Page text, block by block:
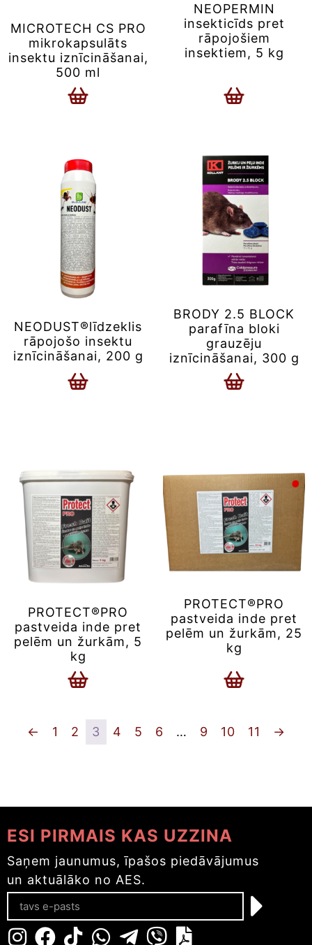
MICROTECH CS PRO
mikrokapsulāts
insektu iznīcināšanai,
500 ml
NEOPERMIN
insekticīds pret
rāpojošiem
insektiem, 5 kg
NEODUST®līdzeklis
rāpojošo insektu
iznīcināšanai, 200 g
BRODY 2.5 BLOCK
parafīna bloki
grauzēju
iznīcināšanai, 300 g
PROTECT®PRO
pastveida inde pret
pelēm un žurkām, 5
kg
PROTECT®PRO
pastveida inde pret
pelēm un žurkām, 25
kg
← 1 2 3 4 5 6 … 9 10 11 →
ESI PIRMAIS KAS UZZINA
Saņem jaunumus, īpašos piedāvājumus
un aktuālāko no AES.